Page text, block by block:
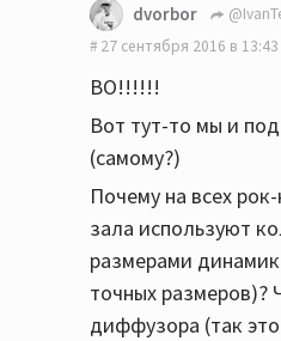
dvorbor
27 сентября 2016 в 13:43
ВО!!!!!!
Вот тут-то мы и
(самому?)
Почему на всех
зала используют
размерами
точных
диффузора (так